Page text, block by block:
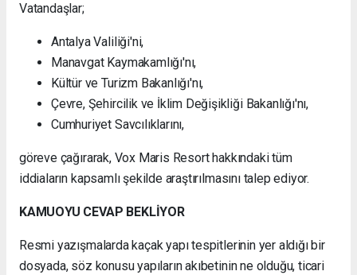
Vatandaşlar;
Antalya Valiliği'ni,
Manavgat Kaymakamlığı'nı,
Kültür ve Turizm Bakanlığı'nı,
Çevre, Şehircilik ve İklim Değişikliği Bakanlığı'nı,
Cumhuriyet Savcılıklarını,
göreve çağırarak, Vox Maris Resort hakkındaki tüm
iddiaların kapsamlı şekilde araştırılmasını talep ediyor.
KAMUOYU CEVAP BEKLİYOR
Resmi yazışmalarda kaçak yapı tespitlerinin yer aldığı bir
dosyada, söz konusu yapıların akıbetinin ne olduğu, ticari